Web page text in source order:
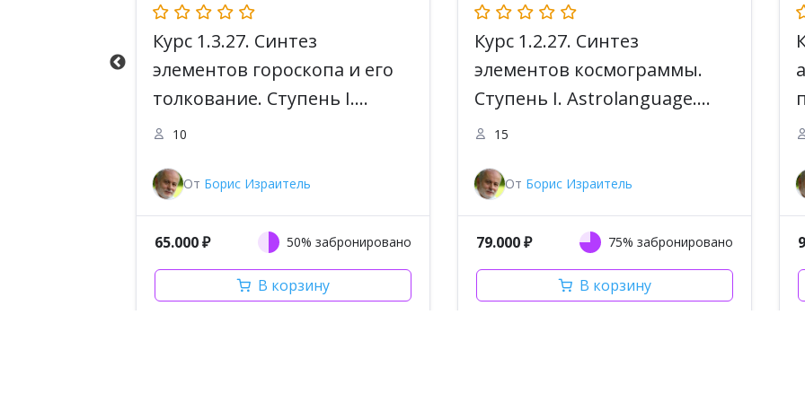
Курс 1.3.27. Синтез
элементов гороскопа и его
толкование. Ступень I.
Astrolanguage. Программа
10
От Борис Израитель
65.000₽ 50% забронировано
В корзину
Курс 1.2.27. Синтез
элементов космограммы.
Ступень I. Astrolanguage.
Программа Master
15
От Борис Израитель
79.000₽ 75% забронировано
В корзину